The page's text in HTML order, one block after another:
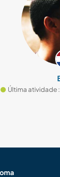
atividade :